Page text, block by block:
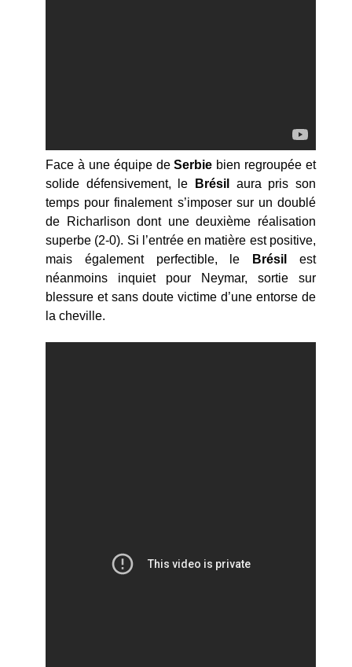
Face à une équipe deSerbie bien regroupée et
solide défensivement, le
Brésil
aura pris son
temps pour finalement s’imposer sur un doublé
de Richarlison dont une deuxième réalisation
superbe (2-0). Si l’entrée en matière est positive,
mais également perfectible, le
Brésil
est
néanmoins inquiet pour Neymar, sortie sur
blessure et sans doute victime d’une entorse de
la cheville.